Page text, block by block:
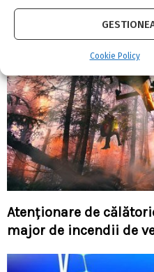
Cookie Policy
Atenționare de
major de incendii de